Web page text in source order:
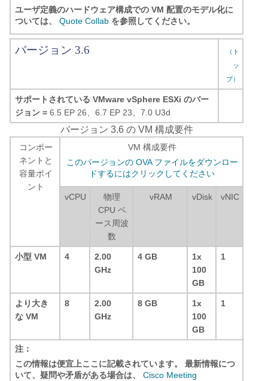
ユーザ定義のハードウェア構成での VM 配置のモデル化に
ついては、 Quote Collab を参照してください。
バージョン 3.6
（ト
ッ
プ）
サポートされている VMware vSphere ESXi のバー
ジョン = 6.5 EP 26、6.7 EP 23、7.0 U3d
バージョン 3.6 の VM 構成要件
コンポー
ネントと
容量ポイ
ント
VM 構成要件
このバージョンの OVA ファイルをダウンロー
ドするにはクリックしてください
vCPU
物理
CPU ベ
ース周波
数
vRAM vDisk vNIC
小型 VM 4
2.00
GHz
4 GB
1x
100
GB
1
より大き
な VM
8
2.00
GHz
8 GB
1x
100
GB
1
注：
この情報は便宜上ここに記載されています。 最新情報につ
いて、疑問や矛盾がある場合は、 Cisco Meeting